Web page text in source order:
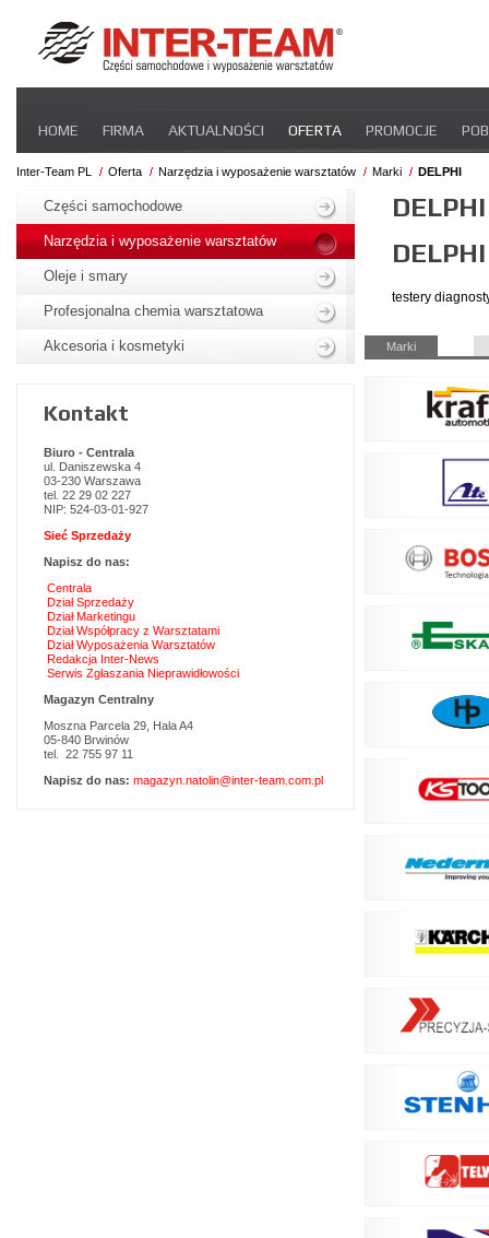
nawigacje
HOME FIRMA AKTUALNOŚCI OFERTA PROMOCJE
STREFA DLA PRZEWOŹNIKA CERTYFIKATY INTER-NEWS
Inter-Team PL Oferta Narzędzia i wyposażenie warsztatów Marki DELPHI
DELPHI
DELPHI
testery
Pomiń
nawigacje
Marki
nawigacje
Części samochodowe
Narzędzia i wyposażenie warsztatów
Oleje i smary
Profesjonalna chemia warsztatowa
Akcesoria i kosmetyki
Kontakt
Biuro - Centrala
ul. Daniszewska 4
03-230 Warszawa
tel. 22 29 02 227
NIP: 524-03-01-927
Sieć Sprzedaży
Napisz do nas:
Centrala
Dział Sprzedaży
Dział Marketingu
Dział Współpracy z Warsztatami
Dział Wyposażenia Warsztatów
Redakcja Inter-News
Serwis Zgłaszania Nieprawidłowości
Magazyn Centralny
Moszna Parcela 29, Hala A4
05-840 Brwinów
tel. 22 755 97 11
Napisz do nas: magazyn.natolin@inter-team.com.pl